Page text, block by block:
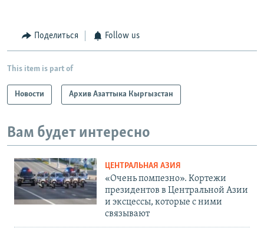
Поделиться Follow us
This item is part of
Новости Архив Азаттыка Кыргызстан
Вам будет интересно
ЦЕНТРАЛЬНАЯ АЗИЯ
«Очень помпезно». Кортежи
президентов в Центральной Азии
и эксцессы, которые с ними
связывают